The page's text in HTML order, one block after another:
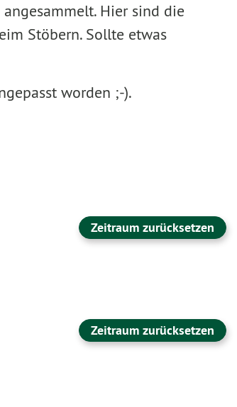
Hier sind die
Stöbern. Sollte etwas
worden ;-).
Zeitraum zurücksetzen
Zeitraum zurücksetzen